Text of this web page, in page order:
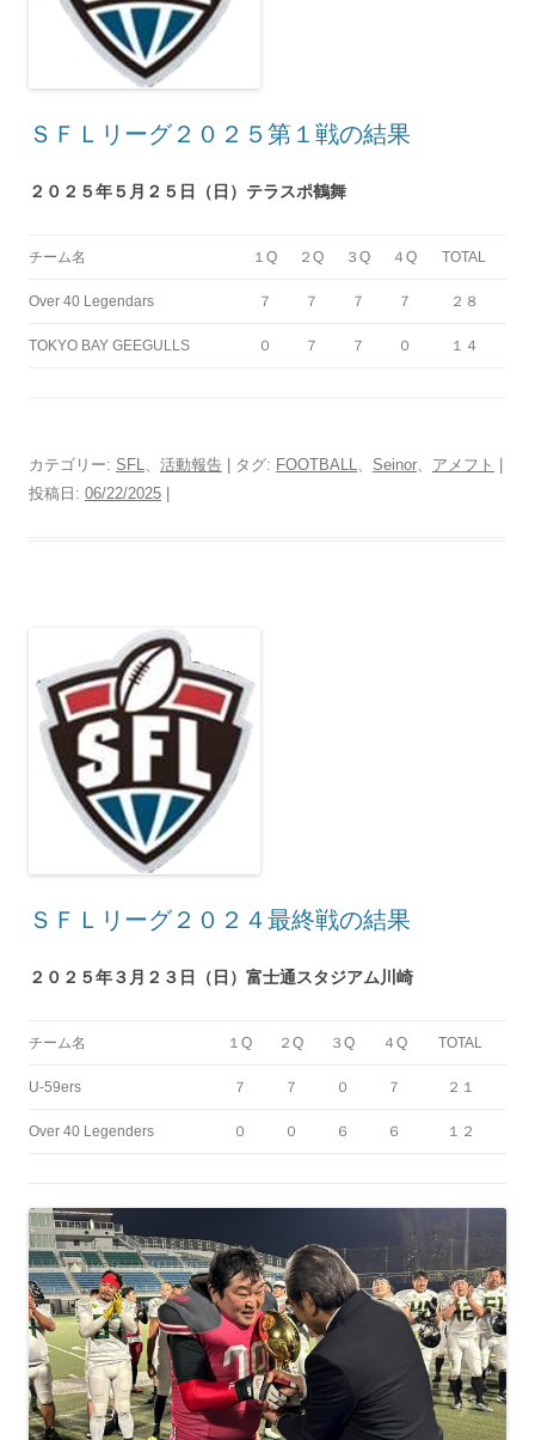
ＳＦＬリーグ２０２５第１戦の結果
２０２５年５月２５日（日）テラスポ鶴舞
チーム名 １Q ２Q ３Q ４Q TOTAL
Over 40 Legendars ７ ７ ７ ７ ２８
TOKYO BAY GEEGULLS ０ ７ ７ ０ １４
カテゴリー: SFL、 活動報告 | タグ: FOOTBALL、 Seinor、 アメフト
投稿日: 06/22/2025
ＳＦＬリーグ２０２４最終戦の結果
２０２５年３月２３日（日）富士通スタジアム川崎
チーム名 １Q ２Q ３Q ４Q TOTAL
U-59ers ７ ７ ０ ７ ２１
Over 40 Legenders ０ ０ ６ ６ １２